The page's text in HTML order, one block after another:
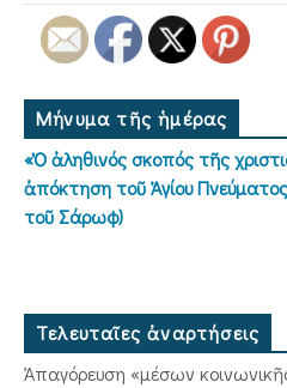
Μήνυμα τῆς ἡμέρας
«Ὁ ἀληθινός σκοπός τῆς
ἀπόκτηση τοῦ Ἁγίου
τοῦ Σάρωφ)
Τελευταῖες ἀναρτήσεις
Ἀπαγόρευση «μέσων